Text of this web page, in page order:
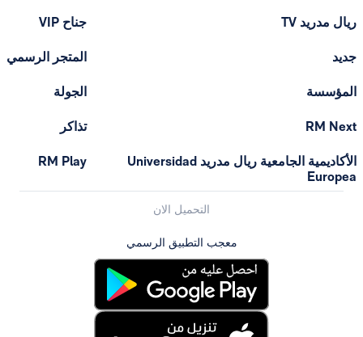
ريال مدريد TV
جديد
المؤسسة
RM Next
الأكاديمية الجامعية ريال مدريد Universidad
Europea
جناح VIP
المتجر الرسمي
الجولة
تذاكر
RM Play
التحميل الان
معجب التطبيق الرسمي